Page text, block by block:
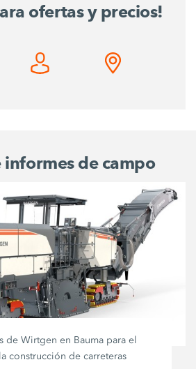
ofertas y precios!
informes de campo
de Wirtgen en Bauma para el
construcción de carreteras